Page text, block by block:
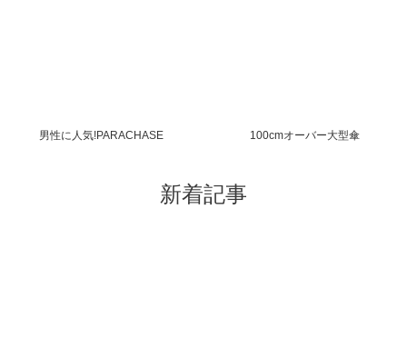
男性に人気!PARACHASE 100cmオーバー大型傘
新着記事